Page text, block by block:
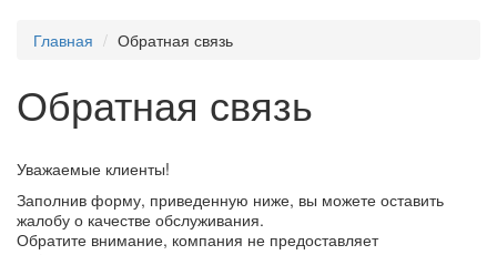
Главная Обратная связь
Обратная связь
Уважаемые клиенты!
Заполнив форму, приведенную ниже, вы можете оставить
жалобу о качестве обслуживания.
Обратите внимание, компания не предоставляет